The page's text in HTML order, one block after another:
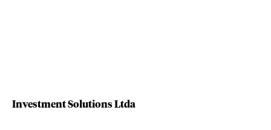
Investment Solutions Ltda